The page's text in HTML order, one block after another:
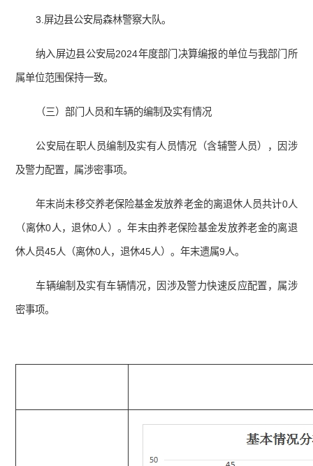
3.屏边县公安局森林警察大队。
纳入屏边县公安局2024年度部门决算编报的单位与我部门所
属单位范围保持一致。
（三）部门人员和车辆的编制及实有情况
公安局在职人员编制及实有人员情况（含辅警人员），因涉
及警力配置，属涉密事项。
年末尚未移交养老保险基金发放养老金的离退休人员共计0人
（离休0人，退休0人）。年末由养老保险基金发放养老金的离退
休人员45人（离休0人，退休45人）。年末遗属9人。
车辆编制及实有车辆情况，因涉及警力快速反应配置，属涉
密事项。